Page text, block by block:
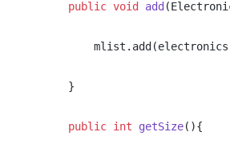
public void add
    }
public int getSize(){